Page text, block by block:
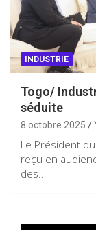
INDUSTRIE
Togo/
séduite
8 octobre 2025
Le Président
reçu en
des…